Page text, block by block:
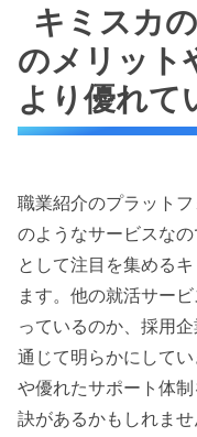
キミスカ
のメリット
より優れて
職業紹介のプラット
のようなサービスな
として注目を集める
ます。他の就活サー
っているのか、採用
通じて明らかにして
や優れたサポート体
訣があるかもしれま